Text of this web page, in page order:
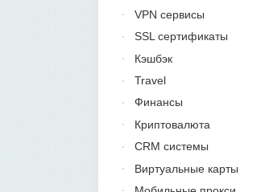
VPN сервисы
SSL сертификаты
Кэшбэк
Travel
Финансы
Криптовалюта
CRM системы
Виртуальные карты